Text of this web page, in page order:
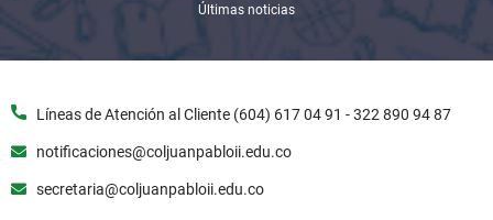
Últimas noticias
Líneas de Atención al Cliente (604) 617 04 91 - 322 890 94 87
notificaciones@coljuanpabloii.edu.co
secretaria@coljuanpabloii.edu.co